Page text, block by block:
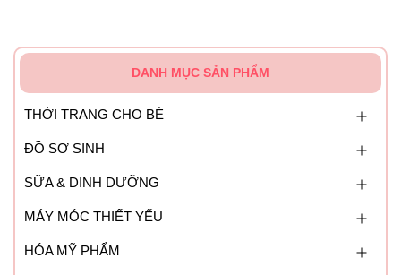
DANH MỤC SẢN PHẨM
THỜI TRANG CHO BÉ
ĐỒ SƠ SINH
SỮA & DINH DƯỠNG
MÁY MÓC THIẾT YẾU
HÓA MỸ PHẨM